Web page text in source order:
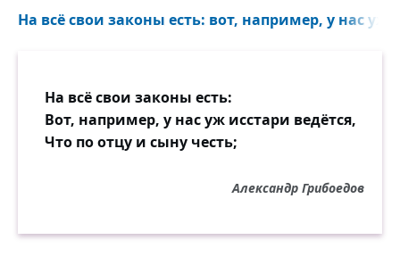
На всё свои законы есть: вот, например, у нас уж
На всё свои законы есть:
Вот, например, у нас уж исстари ведётся,
Что по отцу и сыну честь;
Александр Грибоедов